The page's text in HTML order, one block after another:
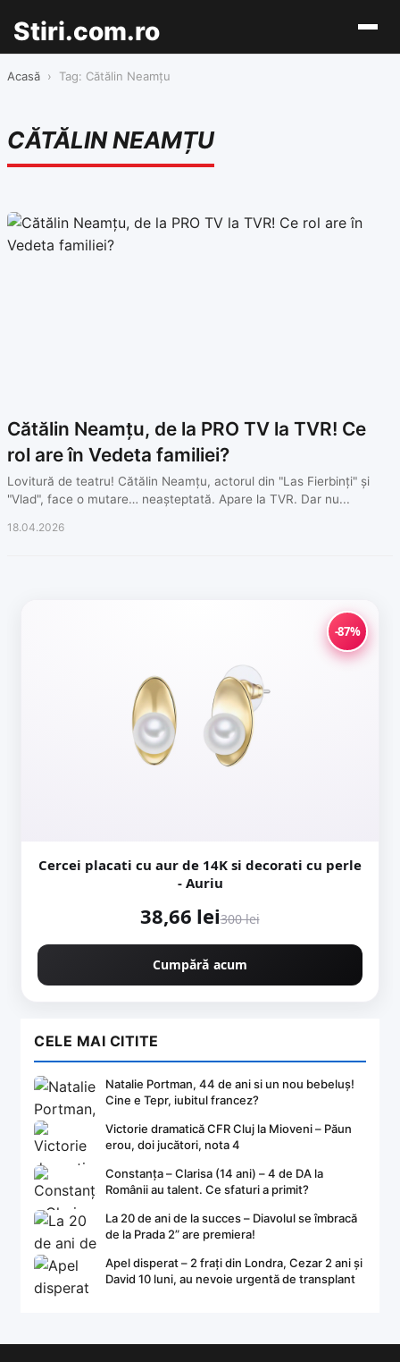
Stiri.com.ro
Acasă › Tag: Cătălin Neamțu
CĂTĂLIN NEAMȚU
Cătălin Neamțu, de la PRO TV la TVR! Ce
rol are în Vedeta familiei?
Lovitură de teatru! Cătălin Neamțu, actorul din "Las Fierbinți" și
"Vlad", face o mutare… neașteptată. Apare la TVR. Dar nu...
18.04.2026
-87%
Cercei placati cu aur de 14K si decorati cu perle
- Auriu
38,66 lei300 lei
Cumpără acum
CELE MAI CITITE
Natalie Portman, 44 de ani si un nou bebeluș!
Cine e Tepr, iubitul francez?
Victorie dramatică CFR Cluj la Mioveni – Păun
erou, doi jucători, nota 4
Constanța – Clarisa (14 ani) – 4 de DA la
Românii au talent. Ce sfaturi a primit?
La 20 de ani de la succes – Diavolul se îmbracă
de la Prada 2” are premiera!
Apel disperat – 2 frați din Londra, Cezar 2 ani și
David 10 luni, au nevoie urgentă de transplant